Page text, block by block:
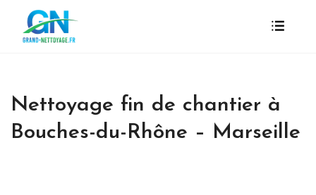
Nettoyage fin de chantier à
Bouches-du-Rhône – Marseille